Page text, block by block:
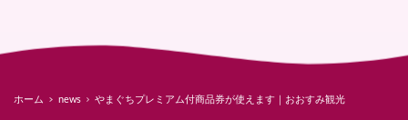
ホーム news やまぐちプレミアム付商品券が使えます｜おおすみ観光